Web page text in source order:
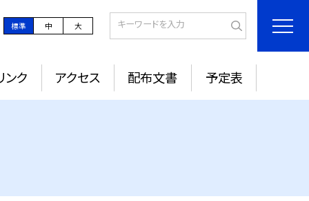
標準 中 大
ンク アクセス 配布文書 予定表